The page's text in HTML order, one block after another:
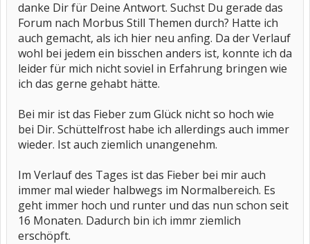
danke Dir für Deine Antwort. Suchst Du gerade das
Forum nach Morbus Still Themen durch? Hatte ich
auch gemacht, als ich hier neu anfing. Da der Verlauf
wohl bei jedem ein bisschen anders ist, konnte ich da
leider für mich nicht soviel in Erfahrung bringen wie
ich das gerne gehabt hätte.
Bei mir ist das Fieber zum Glück nicht so hoch wie
bei Dir. Schüttelfrost habe ich allerdings auch immer
wieder. Ist auch ziemlich unangenehm.
Im Verlauf des Tages ist das Fieber bei mir auch
immer mal wieder halbwegs im Normalbereich. Es
geht immer hoch und runter und das nun schon seit
16 Monaten. Dadurch bin ich immr ziemlich
erschöpft.